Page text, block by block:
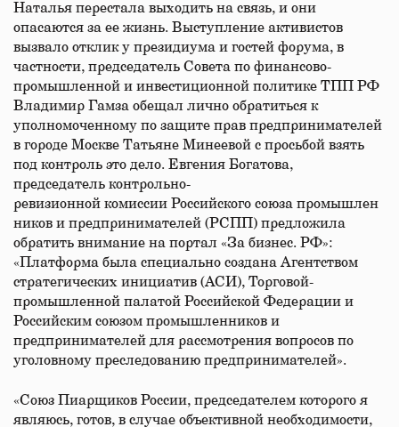
Наталья перестала выходить на связь, и они
опасаются за ее жизнь. Выступление активистов
вызвало отклик у президиума и гостей форума, в
частности, председатель Совета по финансово-
промышленной и инвестиционной политике ТПП РФ
Владимир Гамза обещал лично обратиться к
уполномоченному по защите прав предпринимателей
в городе Москве Татьяне Минеевой с просьбой взять
под контроль это дело. Евгения Богатова,
председатель контрольно-
ревизионной комиссии Российского союза промышлен
ников и предпринимателей (РСПП) предложила
обратить внимание на портал «За бизнес. РФ»:
«Платформа была специально создана Агентством
стратегических инициатив (АСИ), Торговой-
промышленной палатой Российской Федерации и
Российским союзом промышленников и
предпринимателей для рассмотрения вопросов по
уголовному преследованию предпринимателей».
«Союз Пиарщиков России, председателем которого я
являюсь, готов, в случае объективной необходимости,